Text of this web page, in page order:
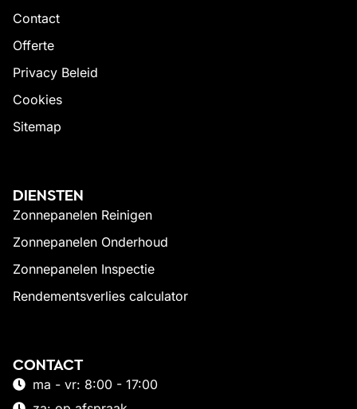
Contact
Offerte
Privacy Beleid
Cookies
Sitemap
DIENSTEN
Zonnepanelen Reinigen
Zonnepanelen Onderhoud
Zonnepanelen Inspectie
Rendementsverlies calculator
CONTACT
ma - vr: 8:00 - 17:00